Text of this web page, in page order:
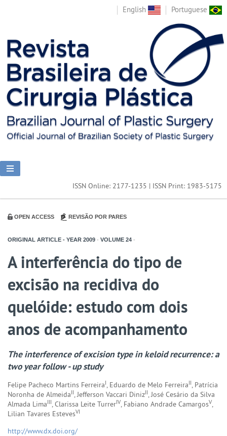
English Portuguese
ISSN Online: 2177-1235 | ISSN Print: 1983-5175
OPEN ACCESS REVISÃO POR PARES
ORIGINAL ARTICLE - YEAR 2009 - VOLUME 24 -
A interferência do tipo de
excisão na recidiva do
quelóide: estudo com dois
anos de acompanhamento
The interference of excision type in keloid recurrence: a
two year follow - up study
Felipe Pacheco Martins FerreiraI, Eduardo de Melo FerreiraII, Patrícia
Noronha de AlmeidaII, Jefferson Vaccari DinizII, José Cesário da Silva
Almada LimaIII, Clarissa Leite TurrerIV, Fabiano Andrade CamargosV,
Lilian Tavares EstevesVI
http://www.dx.doi.org/